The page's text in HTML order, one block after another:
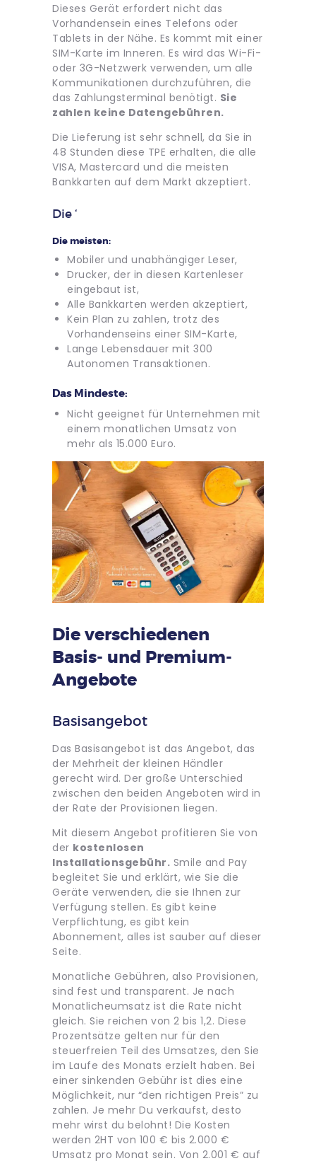
Dieses Gerät erfordert nicht das
Vorhandensein eines Telefons oder
Tablets in der Nähe. Es kommt mit einer
SIM-Karte im Inneren. Es wird das Wi-Fi-
oder 3G-Netzwerk verwenden, um alle
Kommunikationen durchzuführen, die
das Zahlungsterminal benötigt. Sie
zahlen keine Datengebühren.
Die Lieferung ist sehr schnell, da Sie in
48 Stunden diese TPE erhalten, die alle
VISA, Mastercard und die meisten
Bankkarten auf dem Markt akzeptiert.
Die ‘
Die meisten:
Mobiler und unabhängiger Leser,
Drucker, der in diesen Kartenleser
eingebaut ist,
Alle Bankkarten werden akzeptiert,
Kein Plan zu zahlen, trotz des
Vorhandenseins einer SIM-Karte,
Lange Lebensdauer mit 300
Autonomen Transaktionen.
Das Mindeste:
Nicht geeignet für Unternehmen mit
einem monatlichen Umsatz von
mehr als 15.000 Euro.
Die verschiedenen
Basis- und Premium-
Angebote
Basisangebot
Das Basisangebot ist das Angebot, das
der Mehrheit der kleinen Händler
gerecht wird. Der große Unterschied
zwischen den beiden Angeboten wird in
der Rate der Provisionen liegen.
Mit diesem Angebot profitieren Sie von
der kostenlosen
Installationsgebühr. Smile and Pay
begleitet Sie und erklärt, wie Sie die
Geräte verwenden, die sie Ihnen zur
Verfügung stellen. Es gibt keine
Verpflichtung, es gibt kein
Abonnement, alles ist sauber auf dieser
Seite.
Monatliche Gebühren, also Provisionen,
sind fest und transparent. Je nach
Monatlicheumsatz ist die Rate nicht
gleich. Sie reichen von 2 bis 1,2. Diese
Prozentsätze gelten nur für den
steuerfreien Teil des Umsatzes, den Sie
im Laufe des Monats erzielt haben. Bei
einer sinkenden Gebühr ist dies eine
Möglichkeit, nur “den richtigen Preis” zu
zahlen. Je mehr Du verkaufst, desto
mehr wirst du belohnt! Die Kosten
werden 2HT von 100 € bis 2.000 €
Umsatz pro Monat sein. Von 2.001 € auf